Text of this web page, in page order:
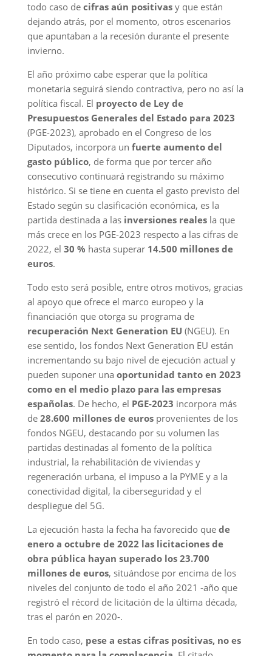
todo caso de cifras aún positivasy que están
dejando atrás, por el momento, otros escenarios
que apuntaban a la recesión durante el presente
invierno.
El año próximo cabe esperar que la política
monetaria seguirá siendo contractiva, pero no así la
política fiscal. El proyecto de Ley de
Presupuestos Generales del Estado para 2023
(PGE-2023), aprobado en el Congreso de los
Diputados, incorpora un fuerte aumento del
gasto público, de forma que por tercer año
consecutivo continuará registrando su máximo
histórico. Si se tiene en cuenta el gasto previsto del
Estado según su clasificación económica, es la
partida destinada a las inversiones realesla que
más crece en los PGE-2023 respecto a las cifras de
2022, el 30 % hasta superar 14.500 millones de
euros.
Todo esto será posible, entre otros motivos, gracias
al apoyo que ofrece el marco europeo y la
financiación que otorga su programa de
recuperación Next Generation EU (NGEU). En
ese sentido, los fondos Next Generation EU están
incrementando su bajo nivel de ejecución actual y
pueden suponer una oportunidad tanto en 2023
como en el medio plazo para las empresas
españolas. De hecho, el PGE-2023 incorpora más
de 28.600 millones de eurosprovenientes de los
fondos NGEU, destacando por su volumen las
partidas destinadas al fomento de la política
industrial, la rehabilitación de viviendas y
regeneración urbana, el impuso a la PYME y a la
conectividad digital, la ciberseguridad y el
despliegue del 5G.
La ejecución hasta la fecha ha favorecido que de
enero a octubre de 2022 las licitaciones de
obra pública hayan superado los 23.700
millones de euros, situándose por encima de los
niveles del conjunto de todo el año 2021 -año que
registró el récord de licitación de la última década,
tras el parón en 2020-.
En todo caso, pese a estas cifras positivas, no es